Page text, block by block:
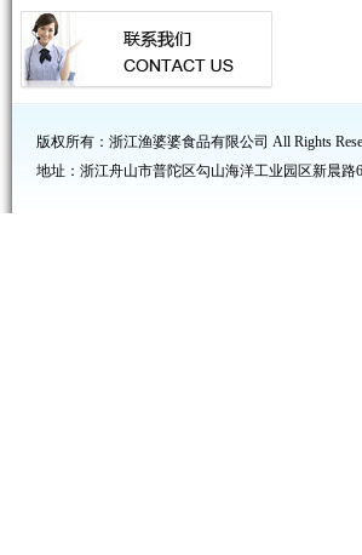
版权所有：浙江渔婆婆食品有限公司 All Rights
地址：浙江舟山市普陀区勾山海洋工业园区新晨路